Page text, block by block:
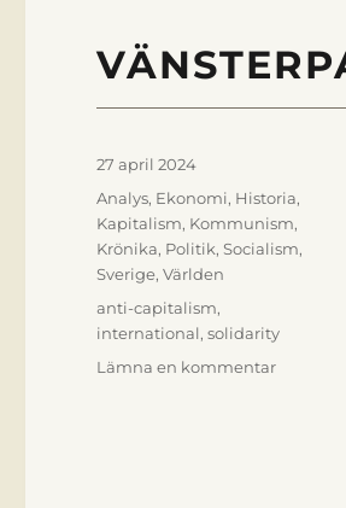
Publicerat
27 april 2024
Kategorier
Analys, Ekonomi, Historia,
Kapitalism, Kommunism,
Krönika, Politik,Socialism,
Sverige,Världen
Etiketter
anti-capitalism,
international,solidarity
Lämna en kommentartill